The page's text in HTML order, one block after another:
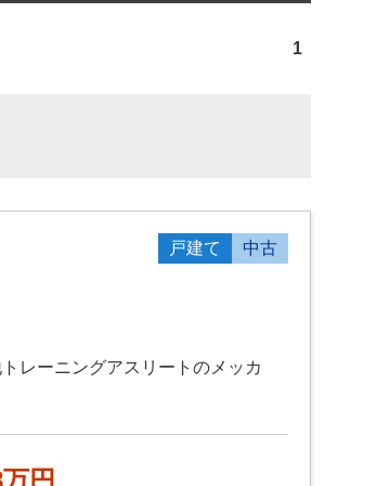
1
戸建て 中古
レーニングアスリートのメッカ